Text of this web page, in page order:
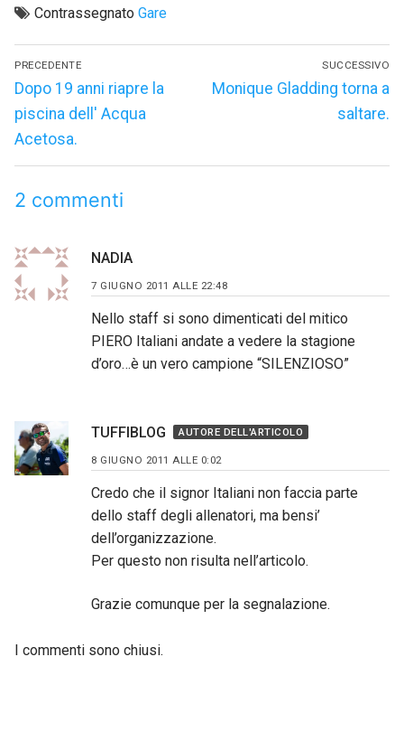
Contrassegnato Gare
Navigazione
articoli
PRECEDENTE
Articolo
precedente:
Dopo 19 anni riapre la
piscina dell' Acqua
Acetosa.
SUCCESSIVO
Articolo
Monique Gladding torna a
saltare.
2 commenti
NADIA
7 GIUGNO 2011 ALLE 22:48
Nello staff si sono dimenticati del mitico
PIERO Italiani andate a vedere la stagione
d’oro…è un vero campione “SILENZIOSO”
TUFFIBLOG AUTORE DELL'ARTICOLO
8 GIUGNO 2011 ALLE 0:02
Credo che il signor Italiani non faccia parte
dello staff degli allenatori, ma bensi’
dell’organizzazione.
Per questo non risulta nell’articolo.
Grazie comunque per la segnalazione.
I commenti sono chiusi.